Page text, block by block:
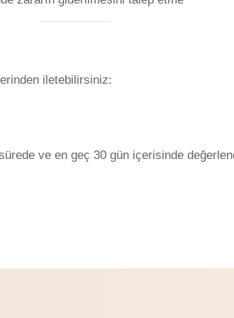
iletebilirsiniz:
ve en geç 30 gün içerisinde